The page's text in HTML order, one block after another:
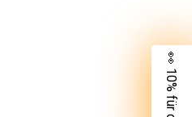
👀 10% für dich